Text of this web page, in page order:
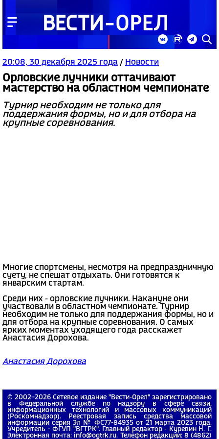
20:08, 30 декабря 2025 года / Новости
Орловские лучники оттачивают
мастерство на областном чемпионате
Турнир необходим не только для
поддержания формы, но и для отбора на
крупные соревнования.
Многие спортсмены, несмотря на предпраздничную
суету, не спешат отдыхать. Они готовятся к
январским стартам.
Среди них - орловские лучники. Накануне они
участвовали в областном чемпионате. Турнир
необходим не только для поддержания формы, но и
для отбора на крупные соревнования. О самых
ярких моментах уходящего года расскажет
Анастасия Дорохова.
Анастасия Дорохова
© 2002−2026 Сетевое издание "Вести-Орел" зарегистрировано
в Федеральной службе по надзору в сфере связи,
информационных технологий и массовых коммуникаций
(Роскомнадзор). Реестровая запись средства массовой
информации серия Эл № ФС77-84935 от 21 марта 2023 года.
Учредитель - ФГУП "ВГТРК". Главный редактор - Куревин Н. Г.
Электронная почта: info@ogtrk.ru. Телефон редакции: 8 (4862)